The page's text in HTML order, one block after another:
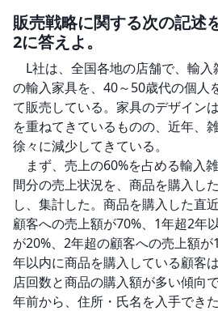
販売戦略に関する次の記述
2に答えよ。
L社は、全国各地の店舗で、輸入
の輸入家具を、40～50歳代の個人
て販売している。家具のデザイン
を重ねてきているものの、近年、
徐々に減少してきている。
まず、売上の60%を占める輸入
間分の売上状況を、商品を購入し
し、集計した。商品を購入した直
顧客への売上額が70%、1年超2年
が20%、2年超の顧客への売上額
年以内に商品を購入している顧客
店回数と商品の購入額が多い傾向
年前から、住所・氏名を入手でき